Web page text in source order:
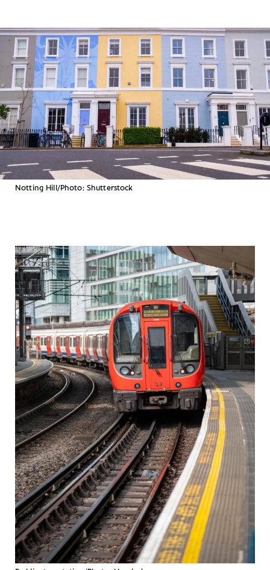
Notting Hill/Photo: Shutterstock